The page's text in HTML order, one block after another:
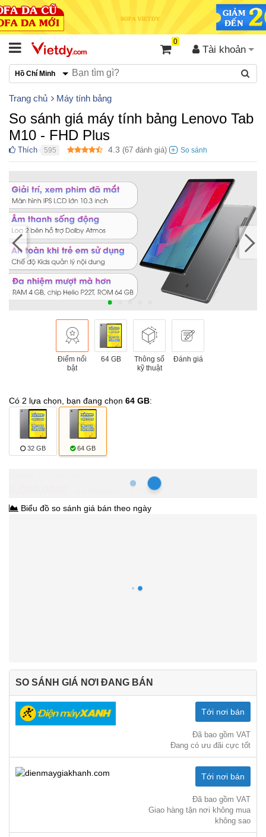
Tài khoản
0
Hồ Chí Minh
Trang chủ Máy tính bảng
So sánh giá máy tính bảng Lenovo Tab
M10 - FHD Plus
Thích 595 4.3 (67 đánh giá)
Điểm nổi
bật
64 GB
Thông số
kỹ thuật
Đánh giá
Có 2 lựa chọn, bạn đang chọn 64 GB:
32 GB 64 GB
Biểu đồ so sánh giá bán theo ngày
SO SÁNH GIÁ NƠI ĐANG BÁN
Tới nơi bán
Đã bao gồm VAT
Đang có ưu đãi cực tốt
Tới nơi bán
Đã bao gồm VAT
Giao hàng tận nơi không mua
không sao